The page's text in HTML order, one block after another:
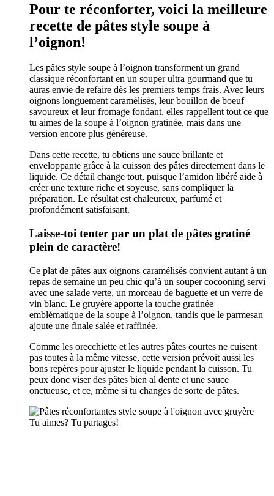
Pour te réconforter, voici la meilleure
recette de pâtes style soupe à
l’oignon!
Les pâtes style soupe à l’oignon transforment un grand
classique réconfortant en un souper ultra gourmand que tu
auras envie de refaire dès les premiers temps frais. Avec leurs
oignons longuement caramélisés, leur bouillon de boeuf
savoureux et leur fromage fondant, elles rappellent tout ce que
tu aimes de la soupe à l’oignon gratinée, mais dans une
version encore plus généreuse.
Dans cette recette, tu obtiens une sauce brillante et
enveloppante grâce à la cuisson des pâtes directement dans le
liquide. Ce détail change tout, puisque l’amidon libéré aide à
créer une texture riche et soyeuse, sans compliquer la
préparation. Le résultat est chaleureux, parfumé et
profondément satisfaisant.
Laisse-toi tenter par un plat de pâtes gratiné
plein de caractère!
Ce plat de pâtes aux oignons caramélisés convient autant à un
repas de semaine un peu chic qu’à un souper cocooning servi
avec une salade verte, un morceau de baguette et un verre de
vin blanc. Le gruyère apporte la touche gratinée
emblématique de la soupe à l’oignon, tandis que le parmesan
ajoute une finale salée et raffinée.
Comme les orecchiette et les autres pâtes courtes ne cuisent
pas toutes à la même vitesse, cette version prévoit aussi les
bons repères pour ajuster le liquide pendant la cuisson. Tu
peux donc viser des pâtes bien al dente et une sauce
onctueuse, et ce, même si tu changes de sorte de pâtes.
Tu aimes? Tu partages!